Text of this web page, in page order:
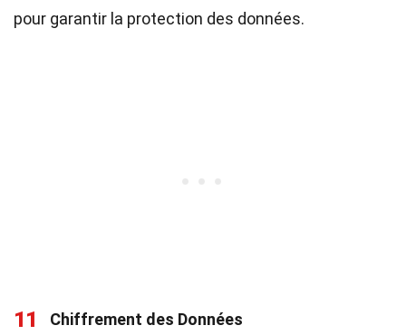
pour garantir la protection des données.
11
Chiffrement des Données